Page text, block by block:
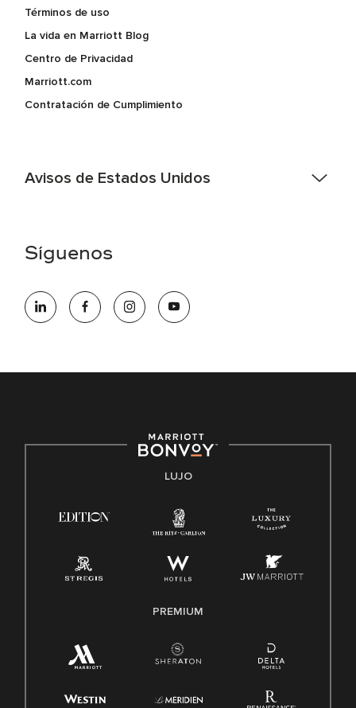
Términos de uso
La vida en Marriott Blog
Centro de Privacidad
Marriott.com
Contratación de Cumplimiento
Avisos de Estados Unidos
electrónico hqaffirmativeaction@marriott.com
oportunidades que se compromete a contratar una fuerza
de trabajo diversa y a mantener una cultura inclusiva.
Derecho a trabajar inglés/español
Conozca sus derechos
Ley de licencia familiar y médica (FMLA)
Síguenos
LUJO
PREMIUM